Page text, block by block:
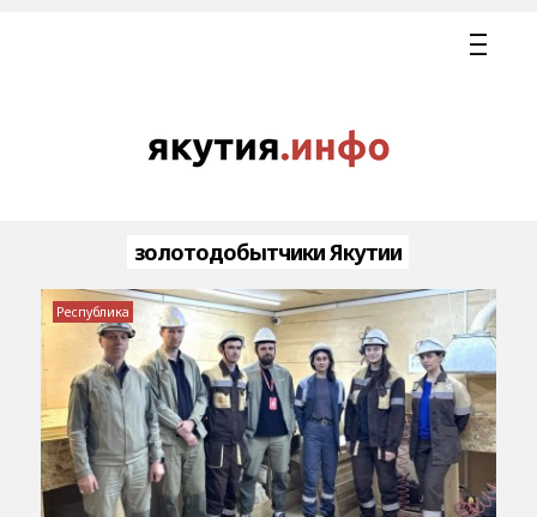
золотодобытчики Якутии
Республика